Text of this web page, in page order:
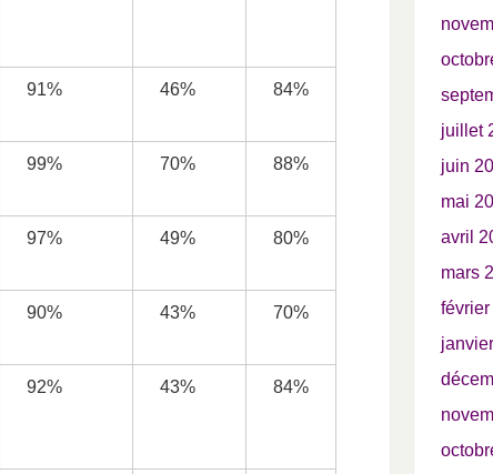
91% 46% 84%
99% 70% 88%
97% 49% 80%
90% 43% 70%
92% 43% 84%
juillet
juin
mai
avril
mars